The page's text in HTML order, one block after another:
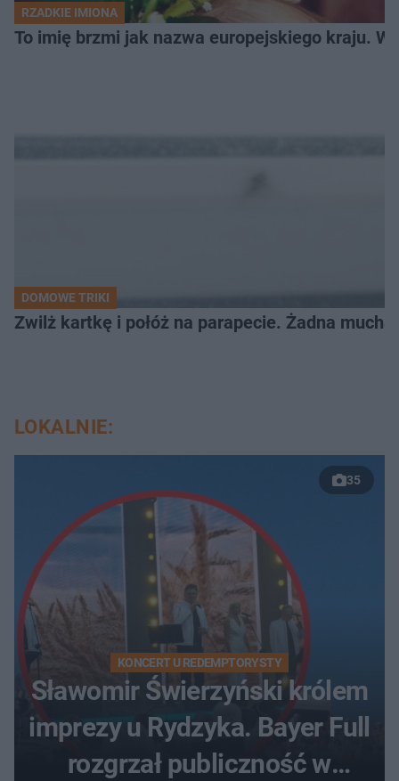
RZADKIE IMIONA
To imię brzmi jak nazwa europejskiego kraju.
DOMOWE TRIKI
Zwilż kartkę i połóż na parapecie. Żadna
LOKALNIE:
35
KONCERT U REDEMPTORYSTY
Sławomir Świerzyński królem
imprezy u Rydzyka. Bayer Full
rozgrzał publiczność w